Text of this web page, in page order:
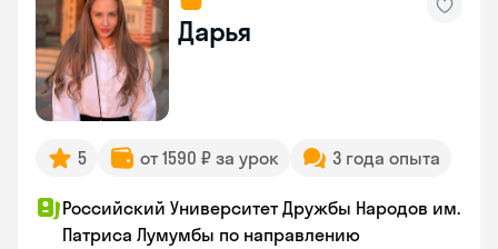
Дарья
5 от 1590 ₽ за урок 3 года опыта
Российский Университет Дружбы Народов им.
Патриса Лумумбы по направлению